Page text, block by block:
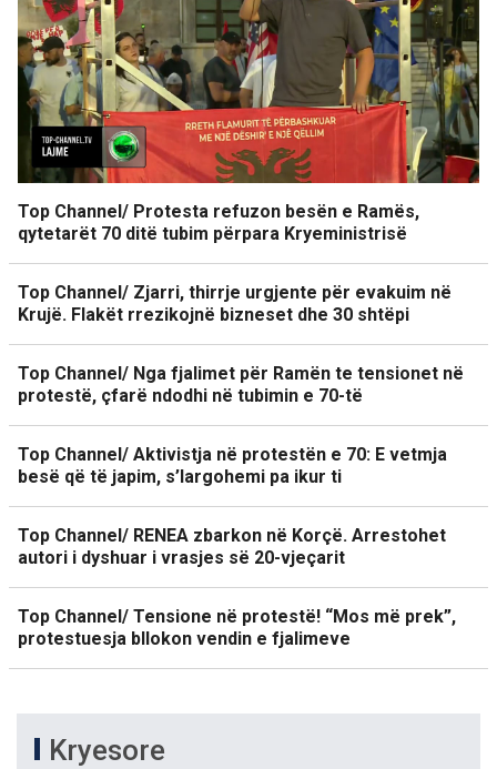
Top Channel/ Protesta refuzon besën e Ramës,
qytetarët 70 ditë tubim përpara Kryeministrisë
Top Channel/ Zjarri, thirrje urgjente për evakuim në
Krujë. Flakët rrezikojnë bizneset dhe 30 shtëpi
Top Channel/ Nga fjalimet për Ramën te tensionet në
protestë, çfarë ndodhi në tubimin e 70-të
Top Channel/ Aktivistja në protestën e 70: E vetmja
besë që të japim, s’largohemi pa ikur ti
Top Channel/ RENEA zbarkon në Korçë. Arrestohet
autori i dyshuar i vrasjes së 20-vjeçarit
Top Channel/ Tensione në protestë! “Mos më prek”,
protestuesja bllokon vendin e fjalimeve
Kryesore